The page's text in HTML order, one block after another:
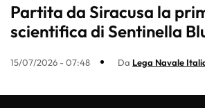
Partita da Siracusa la
scientifica di Sentinella
15/07/2026 - 07:48 Da Lega Navale